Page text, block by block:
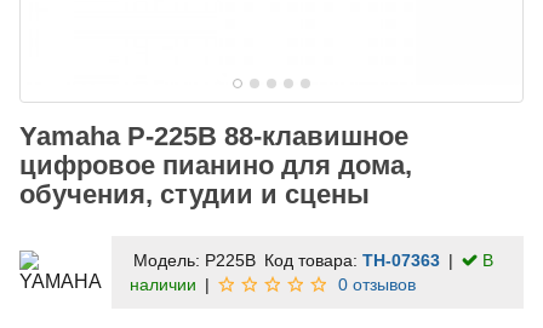
Yamaha P-225B 88-клавишное
цифровое пианино для дома,
обучения, студии и сцены
Модель: P225B Код товара: TH-07363
В
наличии
0 отзывов